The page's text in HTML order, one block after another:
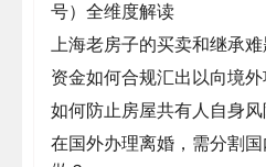
号）全维度解读
上海老房子的买卖和继承
资金如何合规汇出以向境
如何防止房屋共有人自身
在国外办理离婚，需分割